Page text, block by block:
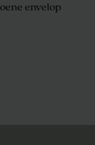
envelop